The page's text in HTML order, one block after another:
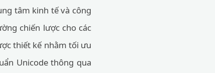
tâm kinh tế và công
chiến lược cho các
thiết kế nhằm tối ưu
Unicode thông qua